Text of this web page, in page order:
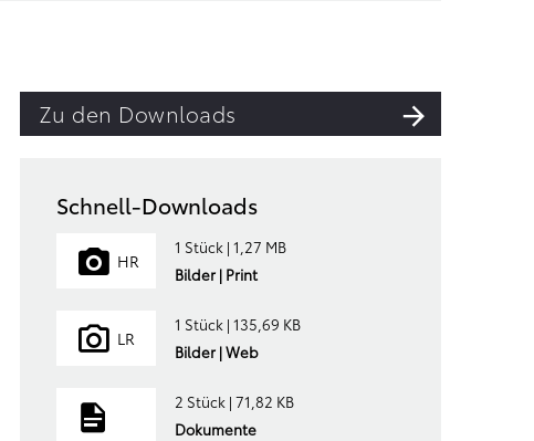
Zu den Downloads
Schnell-Downloads
HR
1 Stück | 1,27 MB
Bilder | Print
LR
1 Stück | 135,69 KB
Bilder | Web
2 Stück | 71,82 KB
Dokumente